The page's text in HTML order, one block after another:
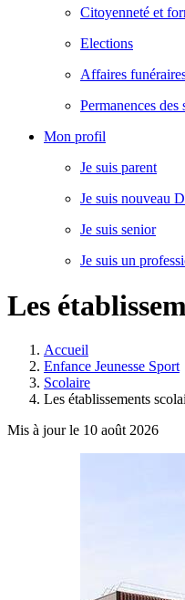
Citoyenneté et
Elections
Affaires
Permanences
Mon profil
Je suis parent
Je suis nouveau
Je suis senior
Je suis un
Les
Accueil
Enfance Jeunesse Sport
Scolaire
Les établissements
Mis à jour le 10 août 2026